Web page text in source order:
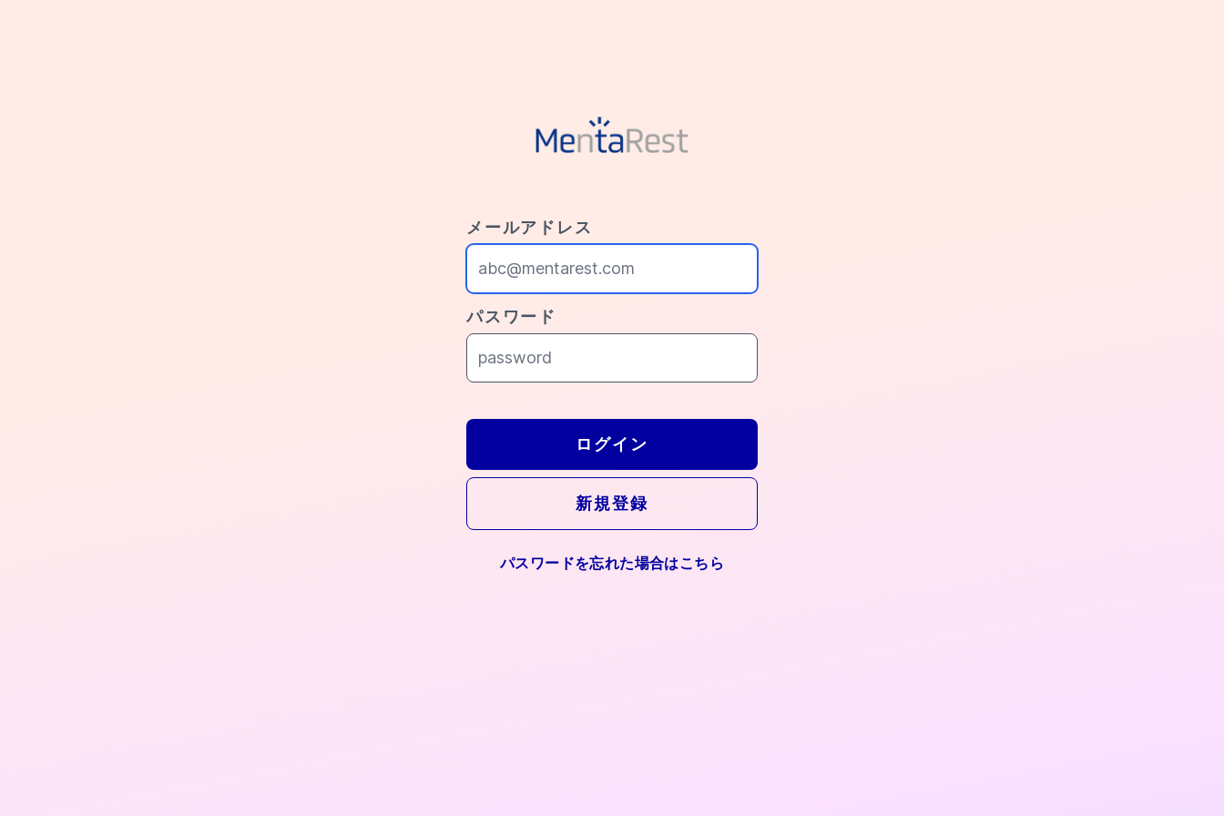
メールアドレス
パスワード
新規登録
パスワードを忘れた場合はこちら